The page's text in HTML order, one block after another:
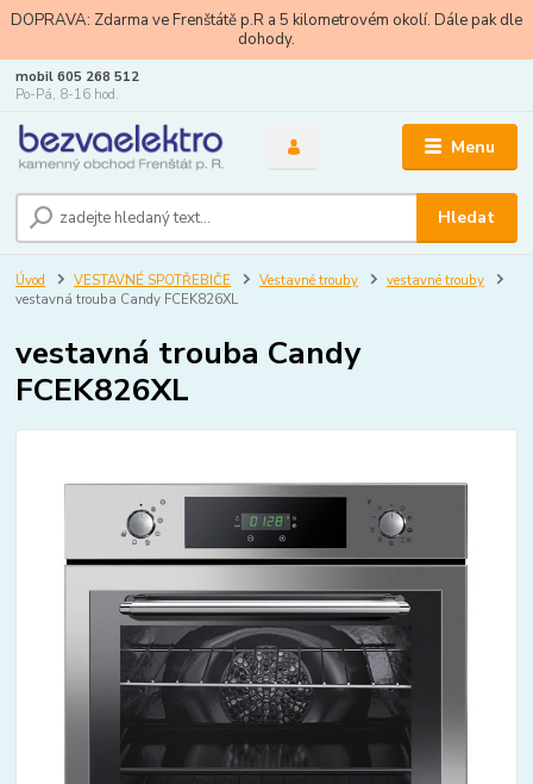
DOPRAVA: Zdarma ve Frenštátě p.R a 5 kilometrovém okolí. Dále pak dle
dohody.
Menu
Hledat
mobil 605 268 512
Po-Pá, 8-16 hod.
Úvod VESTAVNÉ SPOTŘEBIČE Vestavné trouby
vestavné trouby
vestavná trouba Candy FCEK826XL
vestavná trouba Candy
FCEK826XL